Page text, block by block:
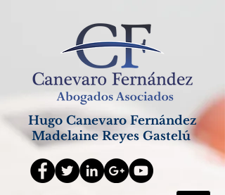
Hugo Canevaro Fernández
Madelaine Reyes Gastelú